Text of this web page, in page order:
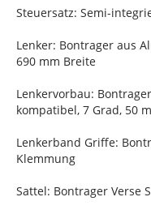
Steuersatz: Semi-
Lenker: Bontrager aus
690 mm Breite
Lenkervorbau:
kompatibel, 7 Grad, 50
Lenkerband Griffe:
Klemmung
Sattel: Bontrager Verse